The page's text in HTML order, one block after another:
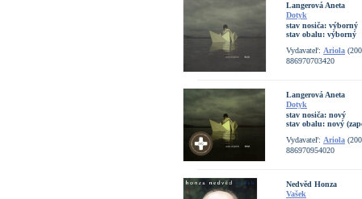
Langerová Aneta
Dotyk
stav nosiča: výborný
stav obalu: výborný
Vydavateľ: Ariola
886970703420
Langerová Aneta
Dotyk
stav nosiča: nový
stav obalu: nový
Vydavateľ: Ariola
886970954020
Nedvěd Honza
Vašek